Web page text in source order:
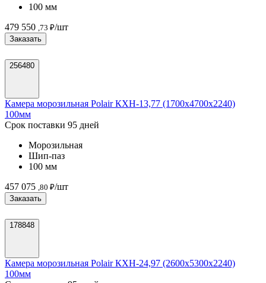
100 мм
479 550 ,73 ₽/шт
Заказать
256480
Камера морозильная Polair КХН-13,77 (1700х4700х2240)
100мм
Срок поставки 95 дней
Морозильная
Шип-паз
100 мм
457 075 ,80 ₽/шт
Заказать
178848
Камера морозильная Polair КХН-24,97 (2600х5300х2240)
100мм